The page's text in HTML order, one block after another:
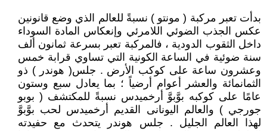
بدأت تعبر مركبة ( مونتو ) نسبةً للعالم الذي وضع قانونين
عكس الجذب الضوئي اللامرئي وإنعكاس المادة السوداء
داخل الثقوب الدودية ، فالمركبة تعبر بسرعة ثمانون ألف
سنة ضوئية في الساعة الكونية التي تساوي قرابة خمس
وعشرون ساعة على كوكب الأرض . جلس( هوندر ) ذو
الثمانمائة والعشر أعوام أرضياً ؛ بما يعادل سبع وستون
عامًا على كوكبه بوَّبوَّ أرخميدس نسبةً للمكتشف ( بوبو
جورجي ) والعالم اليونانى القديم أرخميدس لحب بوَّبوَّ
لهذا العالم الجليل . جلس هوندر يتحدث مع حفيدته